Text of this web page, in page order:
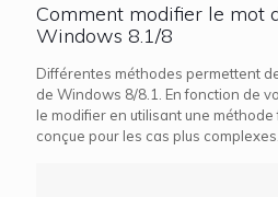
Comment modifier le mot
Windows 8.1/8
Différentes méthodes permettent
de Windows 8/8.1. En fonction de
le modifier en utilisant une
conçue pour les cas plus